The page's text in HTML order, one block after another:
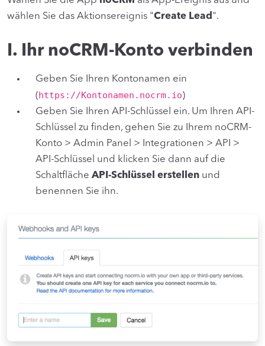
wählen Sie das Aktionsereignis "Create Lead ".
I. Ihr noCRM-Konto verbinden
Geben Sie Ihren Kontonamen ein
(https://Kontonamen.nocrm.io)
Geben Sie Ihren API-Schlüssel ein. Um Ihren API-
Schlüssel zu finden, gehen Sie zu Ihrem noCRM-
Konto > Admin Panel > Integrationen > API >
API-Schlüssel und klicken Sie dann auf die
Schaltfläche API-Schlüssel erstellen und
benennen Sie ihn.